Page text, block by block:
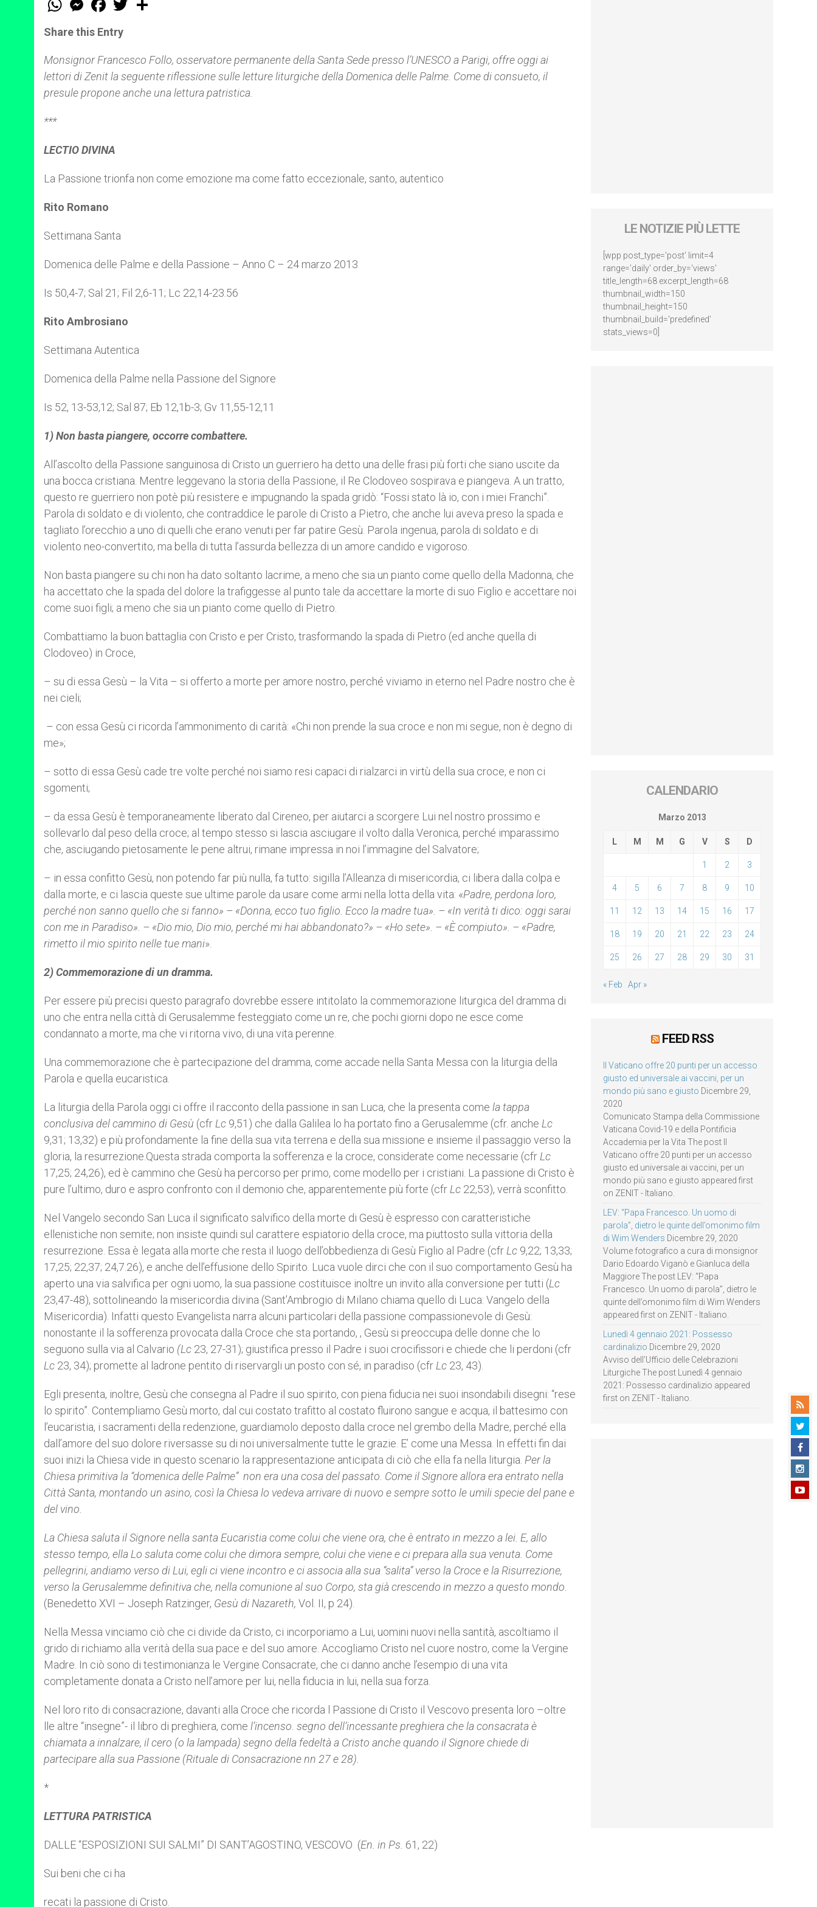
t
s
p
p
e
s
e
g
e
r
a
e
b
o
k
w
r
Share this Entry
Monsignor Francesco Follo, osservatore permanente della Santa Sede presso l’UNESCO a Parigi, offre oggi ai
lettori di Zenit la seguente riflessione sulle letture liturgiche della Domenica delle Palme. Come di consueto, il
presule propone anche una lettura patristica.
***
LECTIO DIVINA
La Passione trionfa non come emozione ma come fatto eccezionale, santo, autentico
Rito Romano
Settimana Santa
Domenica delle Palme e della Passione – Anno C – 24 marzo 2013
Is 50,4-7; Sal 21; Fil 2,6-11; Lc 22,14-23.56
Rito Ambrosiano
Settimana Autentica
Domenica della Palme nella Passione del Signore
Is 52, 13-53,12; Sal 87; Eb 12,1b-3; Gv 11,55-12,11
1) Non basta piangere, occorre combattere.
All’ascolto della Passione sanguinosa di Cristo un guerriero ha detto una delle frasi più forti che siano uscite da
una bocca cristiana. Mentre leggevano la storia della Passione, il Re Clodoveo sospirava e piangeva. A un tratto,
questo re guerriero non potè più resistere e impugnando la spada gridò: “Fossi stato là io, con i miei Franchi”.
Parola di soldato e di violento, che contraddice le parole di Cristo a Pietro, che anche lui aveva preso la spada e
tagliato l’orecchio a uno di quelli che erano venuti per far patire Gesù. Parola ingenua, parola di soldato e di
violento neo-convertito, ma bella di tutta l’assurda bellezza di un amore candido e vigoroso.
Non basta piangere su chi non ha dato soltanto lacrime, a meno che sia un pianto come quello della Madonna, che
ha accettato che la spada del dolore la trafiggesse al punto tale da accettare la morte di suo Figlio e accettare noi
come suoi figli; a meno che sia un pianto come quello di Pietro.
Combattiamo la buon battaglia con Cristo e per Cristo, trasformando la spada di Pietro (ed anche quella di
Clodoveo) in Croce,
– su di essa Gesù – la Vita – si offerto a morte per amore nostro, perché viviamo in eterno nel Padre nostro che è
nei cieli;
– con essa Gesù ci ricorda l’ammonimento di carità: «Chi non prende la sua croce e non mi segue, non è degno di
me»;
– sotto di essa Gesù cade tre volte perché noi siamo resi capaci di rialzarci in virtù della sua croce, e non ci
sgomenti;
– da essa Gesù è temporaneamente liberato dal Cireneo, per aiutarci a scorgere Lui nel nostro prossimo e
sollevarlo dal peso della croce; al tempo stesso si lascia asciugare il volto dalla Veronica, perché imparassimo
che, asciugando pietosamente le pene altrui, rimane impressa in noi l’immagine del Salvatore;
– in essa confitto Gesù, non potendo far più nulla, fa tutto: sigilla l’Alleanza di misericordia, ci libera dalla colpa e
dalla morte, e ci lascia queste sue ultime parole da usare come armi nella lotta della vita: «Padre, perdona loro,
perché non sanno quello che si fanno» – «Donna, ecco tuo figlio. Ecco la madre tua». – «In verità ti dico: oggi sarai
con me in Paradiso». – «Dio mio, Dio mio, perché mi hai abbandonato?» – «Ho sete». – «È compiuto». – «Padre,
rimetto il mio spirito nelle tue mani».
2) Commemorazione di un dramma.
Per essere più precisi questo paragrafo dovrebbe essere intitolato la commemorazione liturgica del dramma di
uno che entra nella città di Gerusalemme festeggiato come un re, che pochi giorni dopo ne esce come
condannato a morte, ma che vi ritorna vivo, di una vita perenne.
Una commemorazione che è partecipazione del dramma, come accade nella Santa Messa con la liturgia della
Parola e quella eucaristica.
La liturgia della Parola oggi ci offre il racconto della passione in san Luca, che la presenta come la tappa
conclusiva del cammino di Gesù (cfr Lc 9,51) che dalla Galilea lo ha portato fino a Gerusalemme (cfr. anche Lc
9,31; 13,32) e più profondamente la fine della sua vita terrena e della sua missione e insieme il passaggio verso la
gloria, la resurrezione.Questa strada comporta la sofferenza e la croce, considerate come necessarie (cfr Lc
17,25; 24,26), ed è cammino che Gesù ha percorso per primo, come modello per i cristiani. La passione di Cristo è
pure l’ultimo, duro e aspro confronto con il demonio che, apparentemente più forte (cfr Lc 22,53), verrà sconfitto.
Nel Vangelo secondo San Luca il significato salvifico della morte di Gesù è espresso con caratteristiche
ellenistiche non semite; non insiste quindi sul carattere espiatorio della croce, ma piuttosto sulla vittoria della
resurrezione. Essa è legata alla morte che resta il luogo dell’obbedienza di Gesù Figlio al Padre (cfr Lc 9,22; 13,33;
17,25; 22,37; 24,7.26), e anche dell’effusione dello Spirito. Luca vuole dirci che con il suo comportamento Gesù ha
aperto una via salvifica per ogni uomo, la sua passione costituisce inoltre un invito alla conversione per tutti (Lc
23,47-48), sottolineando la misericordia divina (Sant’Ambrogio di Milano chiama quello di Luca: Vangelo della
Misericordia). Infatti questo Evangelista narra alcuni particolari della passione compassionevole di Gesù:
nonostante il la sofferenza provocata dalla Croce che sta portando, , Gesù si preoccupa delle donne che lo
seguono sulla via al Calvario (Lc 23, 27-31); giustifica presso il Padre i suoi crocifissori e chiede che li perdoni (cfr
Lc 23, 34); promette al ladrone pentito di riservargli un posto con sé, in paradiso (cfr Lc 23, 43).
Egli presenta, inoltre, Gesù che consegna al Padre il suo spirito, con piena fiducia nei suoi insondabili disegni: “rese
lo spirito”. Contempliamo Gesù morto, dal cui costato trafitto al costato fluirono sangue e acqua, il battesimo con
l’eucaristia, i sacramenti della redenzione, guardiamolo deposto dalla croce nel grembo della Madre, perché ella
dall’amore del suo dolore riversasse su di noi universalmente tutte le grazie. E’ come una Messa. In effetti fin dai
suoi inizi la Chiesa vide in questo scenario la rappresentazione anticipata di ciò che ella fa nella liturgia. Per la
Chiesa primitiva la “domenica delle Palme” non era una cosa del passato. Come il Signore allora era entrato nella
Città Santa, montando un asino, così la Chiesa lo vedeva arrivare di nuovo e sempre sotto le umili specie del pane e
del vino.
La Chiesa saluta il Signore nella santa Eucaristia come colui che viene ora, che è entrato in mezzo a lei. E, allo
stesso tempo, ella Lo saluta come colui che dimora sempre, colui che viene e ci prepara alla sua venuta. Come
pellegrini, andiamo verso di Lui, egli ci viene incontro e ci associa alla sua “salita” verso la Croce e la Risurrezione,
verso la Gerusalemme definitiva che, nella comunione al suo Corpo, sta già crescendo in mezzo a questo mondo.
(Benedetto XVI – Joseph Ratzinger, Gesù di Nazareth, Vol. II, p 24).
Nella Messa vinciamo ciò che ci divide da Cristo, ci incorporiamo a Lui, uomini nuovi nella santità, ascoltiamo il
grido di richiamo alla verità della sua pace e del suo amore. Accogliamo Cristo nel cuore nostro, come la Vergine
Madre. In ciò sono di testimonianza le Vergine Consacrate, che ci danno anche l’esempio di una vita
completamente donata a Cristo nell’amore per lui, nella fiducia in lui, nella sua forza.
Nel loro rito di consacrazione, davanti alla Croce che ricorda l Passione di Cristo il Vescovo presenta loro –oltre
lle altre “insegne”- il libro di preghiera, come l’incenso. segno dell’incessante preghiera che la consacrata è
chiamata a innalzare, il cero (o la lampada) segno della fedeltà a Cristo anche quando il Signore chiede di
partecipare alla sua Passione (Rituale di Consacrazione nn 27 e 28).
*
LETTURA PATRISTICA
DALLE “ESPOSIZIONI SUI SALMI” DI SANT’AGOSTINO, VESCOVO (En. in Ps. 61, 22)
Sui beni che ci ha
recati la passione di Cristo.
LE NOTIZIE PIÙ LETTE
[wpp post_type='post' limit=4
range='daily' order_by='views'
title_length=68 excerpt_length=68
thumbnail_width=150
thumbnail_height=150
thumbnail_build='predefined'
stats_views=0]
CALENDARIO
Marzo 2013
L M M G V S D
1 2 3
4 5 6 7 8 9 10
11 12 13 14 15 16 17
18 19 20 21 22 23 24
25 26 27 28 29 30 31
« Feb Apr »
FEED RSS
Il Vaticano offre 20 punti per un accesso
giusto ed universale ai vaccini, per un
mondo più sano e giusto Dicembre 29,
2020
Comunicato Stampa della Commissione
Vaticana Covid-19 e della Pontificia
Accademia per la Vita The post Il
Vaticano offre 20 punti per un accesso
giusto ed universale ai vaccini, per un
mondo più sano e giusto appeared first
on ZENIT - Italiano.
LEV: “Papa Francesco. Un uomo di
parola”, dietro le quinte dell’omonimo film
di Wim Wenders Dicembre 29, 2020
Volume fotografico a cura di monsignor
Dario Edoardo Viganò e Gianluca della
Maggiore The post LEV: “Papa
Francesco. Un uomo di parola”, dietro le
quinte dell’omonimo film di Wim Wenders
appeared first on ZENIT - Italiano.
Lunedì 4 gennaio 2021: Possesso
cardinalizio Dicembre 29, 2020
Avviso dell’Ufficio delle Celebrazioni
Liturgiche The post Lunedì 4 gennaio
2021: Possesso cardinalizio appeared
first on ZENIT - Italiano.